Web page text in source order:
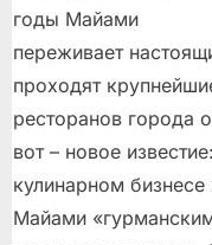
годы Майами
переживает
проходят
ресторанов города
вот – новое
кулинарном
Майами